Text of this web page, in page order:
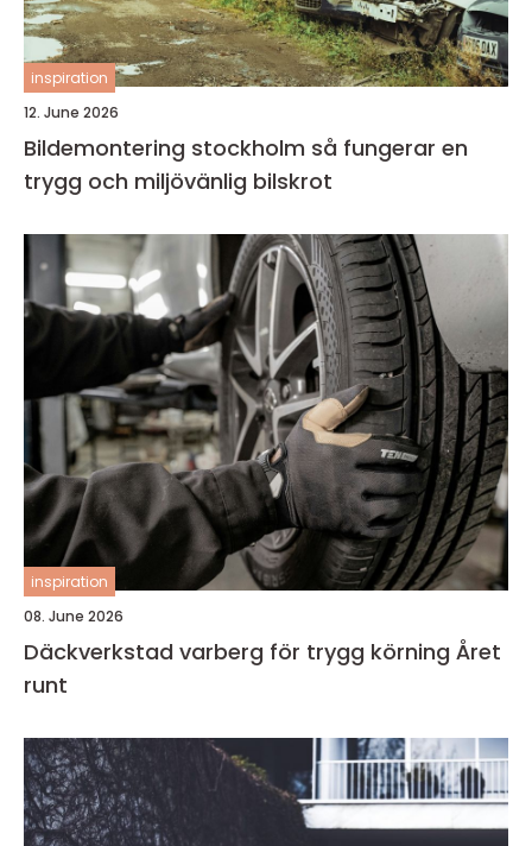
inspiration
12. June 2026
Bildemontering stockholm så fungerar en
trygg och miljövänlig bilskrot
inspiration
08. June 2026
Däckverkstad varberg för trygg körning Året
runt